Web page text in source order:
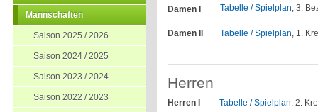
Mannschaften
Saison 2025 / 2026
Saison 2024 / 2025
Saison 2023 / 2024
Saison 2022 / 2023
Damen I Tabelle / Spielplan, 3.
Damen II Tabelle / Spielplan, 1.
Herren
Herren I Tabelle / Spielplan, 2.